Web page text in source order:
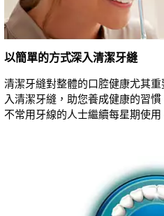
以簡單的方式深入清潔牙縫
清潔牙縫對整體的口腔健康尤其
入清潔牙縫，助您養成健康的習
不常用牙線的人士繼續每星期使用